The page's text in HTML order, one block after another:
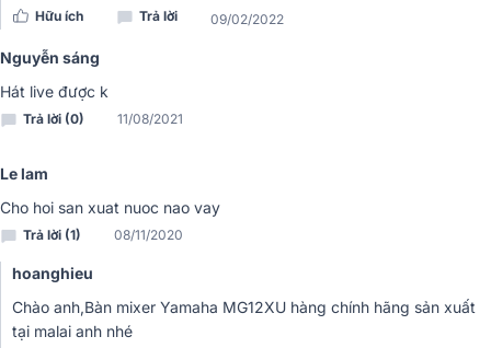
3. Bộ nén tín hiệu 1-Knob Compressor - Cân chỉnh
âm thanh nhanh chóng, hiệu quả
công cụ quan trọng giúp duy trì sự ổn định của âm lượng.
mixer Yamaha MG12XUđược tích hợp bộ nén 1-Knob Compressor
thể:
Kiểm soát độ nén tín hiệu để hạn chế tình trạng âm thanh bị
“vỡ” hoặc quá lớn.
mix trở nên mạnh mẽ và chuyên nghiệp hơn.
Tối ưu âm thanh nhanh chóng, đặc biệt trong các buổi biểu
diễn live hoặc setup sân khấu.
Hữu ích Trả lời 09/02/2022
Nguyễn sáng
Hát live được k
Trả lời (0) 11/08/2021
Le lam
Cho hoi san xuat nuoc nao vay
Trả lời (1) 08/11/2020
hoanghieu
Chào anh,Bàn mixer Yamaha MG12XU hàng chính hãng sản xuất
tại malai anh nhé